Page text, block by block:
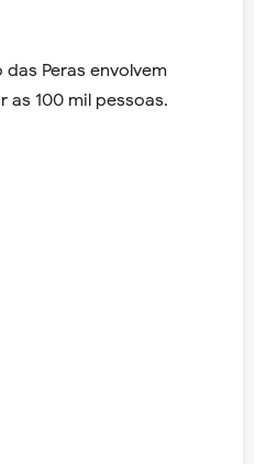
Peras envolvem
as 100 mil pessoas.